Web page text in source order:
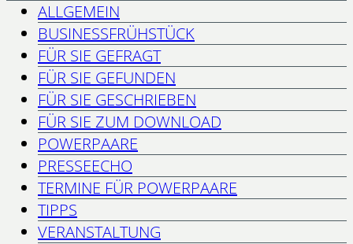
ALLGEMEIN
BUSINESSFRÜHSTÜCK
FÜR SIE GEFRAGT
FÜR SIE GEFUNDEN
FÜR SIE GESCHRIEBEN
FÜR SIE ZUM DOWNLOAD
POWERPAARE
PRESSEECHO
TERMINE FÜR POWERPAARE
TIPPS
VERANSTALTUNG